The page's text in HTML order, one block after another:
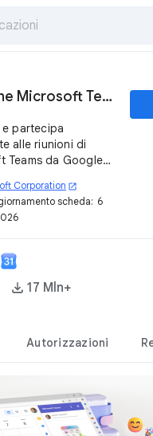
Riunione Microsoft Teams
e partecipa
alle riunioni di
Teams da Google
o
di istruzione di
Corporation open_in_new
scheda: 6
17 Mln+
Autorizzazioni